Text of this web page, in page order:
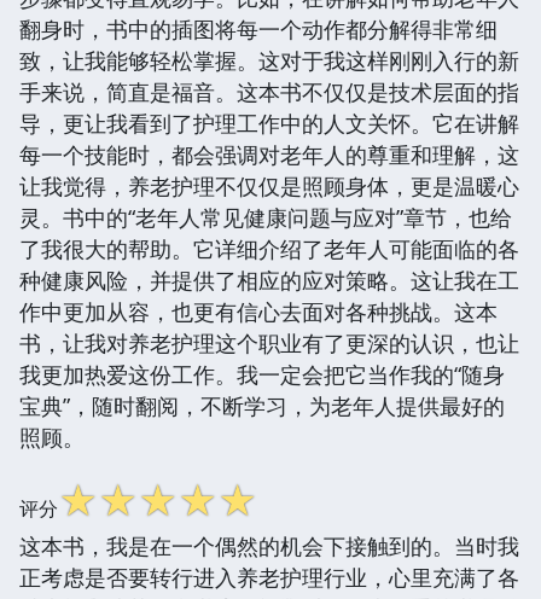
翻身时，书中的插图将每一个动作都分解得非常细
致，让我能够轻松掌握。这对于我这样刚刚入行的新
手来说，简直是福音。这本书不仅仅是技术层面的指
导，更让我看到了护理工作中的人文关怀。它在讲解
每一个技能时，都会强调对老年人的尊重和理解，这
让我觉得，养老护理不仅仅是照顾身体，更是温暖心
灵。书中的“老年人常见健康问题与应对”章节，也给
了我很大的帮助。它详细介绍了老年人可能面临的各
种健康风险，并提供了相应的应对策略。这让我在工
作中更加从容，也更有信心去面对各种挑战。这本
书，让我对养老护理这个职业有了更深的认识，也让
我更加热爱这份工作。我一定会把它当作我的“随身
宝典”，随时翻阅，不断学习，为老年人提供最好的
照顾。
评分☆☆☆☆☆
这本书，我是在一个偶然的机会下接触到的。当时我
正考虑是否要转行进入养老护理行业，心里充满了各